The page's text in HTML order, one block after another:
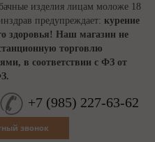
изделия лицам моложе 18
предупреждает: курение
здоровья! Наш магазин не
торговлю
в соответствии с ФЗ от
+7 (985) 227-63-62
звонок